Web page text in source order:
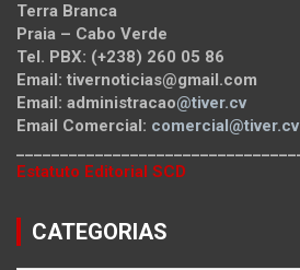
Terra Branca
Praia – Cabo Verde
Tel. PBX: (+238) 260 05 86
Email: tivernoticias@gmail.com
Email: administracao@tiver.cv
Email Comercial: comercial@tiver.cv
Estatuto Editorial SCD
CATEGORIAS